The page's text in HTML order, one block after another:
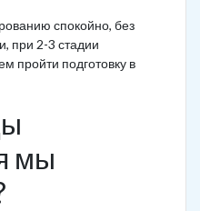
спокойно, без
при 2-3 стадии
пройти подготовку в
мы